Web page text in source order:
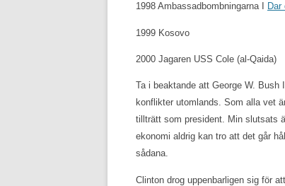
1998 Ambassadbombningarna I Dar
1999 Kosovo
2000 Jagaren USS Cole (al-Qaida)
Ta i beaktande att George W.
konflikter utomlands. Som alla vet
tillträtt som president. Min slutsats
ekonomi aldrig kan tro att det går
sådana.
Clinton drog uppenbarligen sig för